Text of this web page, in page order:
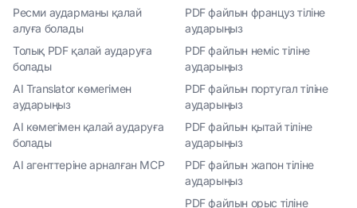
Ресми аударманы қалай
алуға болады
Толық PDF қалай аударуға
болады
AI Translator көмегімен
аударыңыз
AI көмегімен қалай аударуға
болады
AI агенттеріне арналған MCP
PDF файлын француз тіліне
аударыңыз
PDF файлын неміс тіліне
аударыңыз
PDF файлын португал тіліне
аударыңыз
PDF файлын қытай тіліне
аударыңыз
PDF файлын жапон тіліне
аударыңыз
PDF файлын орыс тіліне